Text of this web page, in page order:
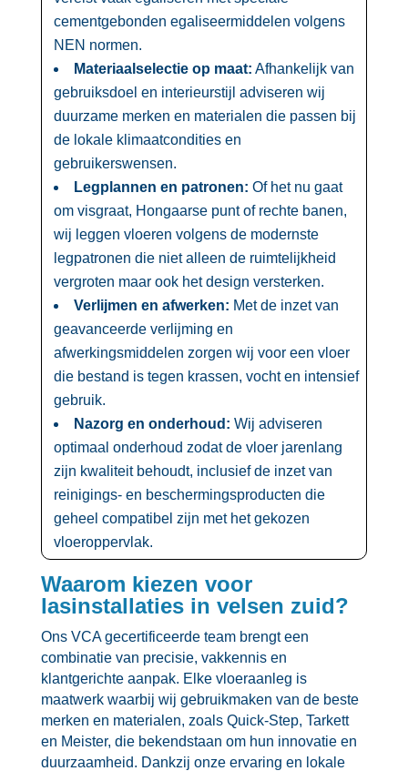
cementgebonden egaliseermiddelen volgens
NEN normen.​
Materiaalselectie op maat: Afhankelijk van
gebruiksdoel en interieurstijl adviseren wij
duurzame merken en materialen die passen bij
de lokale klimaatcondities en
gebruikerswensen.​
Legplannen en patronen: Of het nu gaat
om visgraat, Hongaarse punt of rechte banen,
wij leggen vloeren volgens de modernste
legpatronen die niet alleen de ruimtelijkheid
vergroten maar ook het design versterken.​
Verlijmen en afwerken: Met de inzet van
geavanceerde verlijming en
afwerkingsmiddelen zorgen wij voor een vloer
die bestand is tegen krassen, vocht en intensief
gebruik.​
Nazorg en onderhoud: Wij adviseren
optimaal onderhoud zodat de vloer jarenlang
zijn kwaliteit behoudt, inclusief de inzet van
reinigings- en beschermingsproducten die
geheel compatibel zijn met het gekozen
vloeroppervlak.​
Waarom kiezen voor
lasinstallaties in velsen zuid?
Ons VCA gecertificeerde team brengt een
combinatie van precisie, vakkennis en
klantgerichte aanpak.​ Elke vloeraanleg is
maatwerk waarbij wij gebruikmaken van de beste
merken en materialen, zoals Quick-Step, Tarkett
en Meister, die bekendstaan om hun innovatie en
duurzaamheid.​ Dankzij onze ervaring en lokale